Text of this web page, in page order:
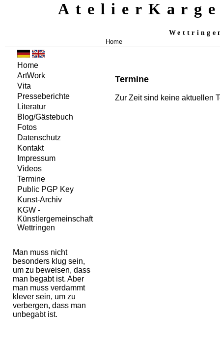
Home
Termine
Zur Zeit sind keine aktuellen
Home
ArtWork
Vita
Presseberichte
Literatur
Blog/Gästebuch
Fotos
Datenschutz
Kontakt
Impressum
Videos
Termine
Public PGP Key
Kunst-Archiv
KGW -
Künstlergemeinschaft
Wettringen
Man muss nicht
besonders klug sein,
um zu beweisen, dass
man begabt ist. Aber
man muss verdammt
klever sein, um zu
verbergen, dass man
unbegabt ist.